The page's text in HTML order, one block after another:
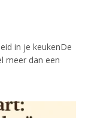
in je keukenDe
meer dan een